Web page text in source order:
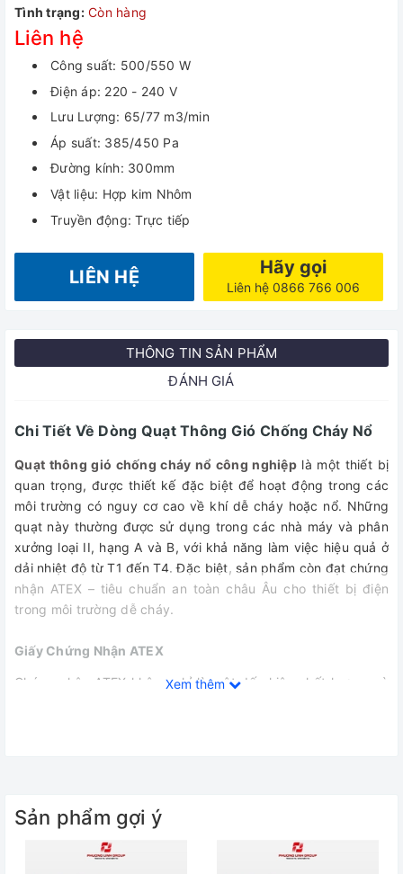
Tình trạng: Còn hàng
Liên hệ
Công suất: 500/550 W
Điện áp: 220 - 240 V
Lưu Lượng: 65/77 m3/min
Áp suất: 385/450 Pa
Đường kính: 300mm
Vật liệu: Hợp kim Nhôm
Truyền động: Trực tiếp
LIÊN HỆ Hãy gọi
Liên hệ 0866 766 006
THÔNG TIN SẢN PHẨM
ĐÁNH GIÁ
Chi Tiết Về Dòng Quạt Thông Gió Chống Cháy Nổ
Quạt thông gió chống cháy nổ công nghiệplà một thiết bị
quan trọng, được thiết kế đặc biệt để hoạt động trong các
môi trường có nguy cơ cao về khí dễ cháy hoặc nổ. Những
quạt này thường được sử dụng trong các nhà máy và phân
xưởng loại II, hạng A và B, với khả năng làm việc hiệu quả ở
dải nhiệt độ từ T1 đến T4. Đặc biệt, sản phẩm còn đạt chứng
nhận ATEX – tiêu chuẩn an toàn châu Âu cho thiết bị điện
trong môi trường dễ cháy.
Giấy Chứng Nhận ATEX
Chứng nhận ATEX không chỉ là một dấu hiệu chất lượng mà
Điểm Mạnh Của Quạt Thông Gió Chống Cháy Nổ
1. Cánh Quạt Hợp Kim Nhôm Cao Cấp: Các cánh quạt được
Xem thêm
Sản phẩm gợi ý